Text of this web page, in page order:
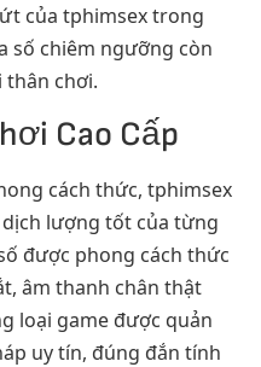
của tphimsex trong
số chiêm ngưỡng còn
thân chơi.
Cao Cấp
cách thức, tphimsex
lượng tốt của từng
được phong cách thức
âm thanh chân thật
loại game được quản
uy tín, đúng đắn tính